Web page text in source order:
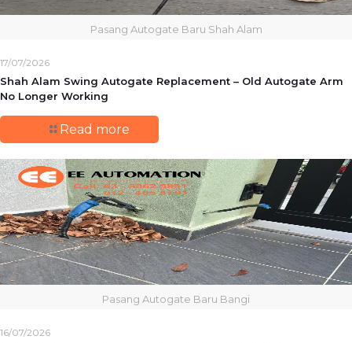
Pasang Autogate Baru Shah Alam
17/07/2026
Shah Alam Swing Autogate Replacement – Old Autogate Arm
No Longer Working
Read more
Pasang Autogate Baru Bangi
16/07/2026